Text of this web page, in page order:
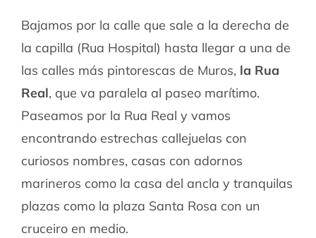
Bajamos por la calle que sale a la derecha de
la capilla (Rua Hospital) hasta llegar a una de
las calles más pintorescas de Muros, la Rua
Real, que va paralela al paseo marítimo.
Paseamos por la Rua Real y vamos
encontrando estrechas callejuelas con
curiosos nombres, casas con adornos
marineros como la casa del ancla y tranquilas
plazas como la plaza Santa Rosa con un
cruceiro en medio.